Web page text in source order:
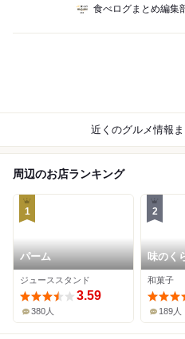
食べログまとめ編集
近くのグルメ情報
周辺のお店ランキング
1
パーム
ジューススタンド
3.59
380人
2
味のく
ビル売
和菓子
189人